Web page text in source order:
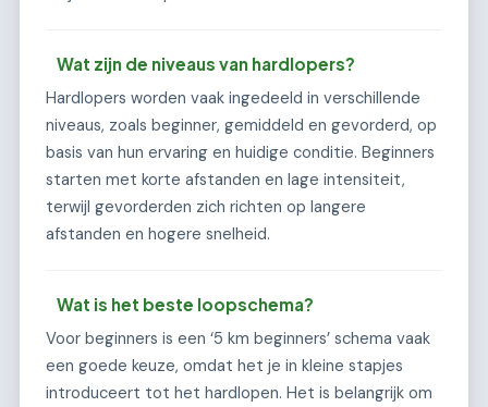
Wat zijn de niveaus van hardlopers?
Hardlopers worden vaak ingedeeld in verschillende
niveaus, zoals beginner, gemiddeld en gevorderd, op
basis van hun ervaring en huidige conditie. Beginners
starten met korte afstanden en lage intensiteit,
terwijl gevorderden zich richten op langere
afstanden en hogere snelheid.
Wat is het beste loopschema?
Voor beginners is een ‘5 km beginners’ schema vaak
een goede keuze, omdat het je in kleine stapjes
introduceert tot het hardlopen. Het is belangrijk om